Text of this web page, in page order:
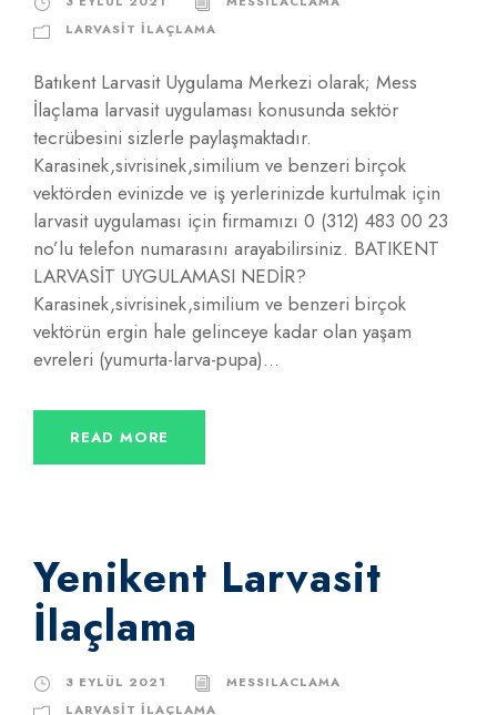
LARVASIT İLAÇLAMA
Batıkent Larvasit Uygulama Merkezi olarak; Mess
İlaçlama larvasit uygulaması konusunda sektör
tecrübesini sizlerle paylaşmaktadır.
Karasinek,sivrisinek,similium ve benzeri birçok
vektörden evinizde ve iş yerlerinizde kurtulmak için
larvasit uygulaması için firmamızı 0 (312) 483 00 23
no’lu telefon numarasını arayabilirsiniz. BATIKENT
LARVASİT UYGULAMASI NEDİR?
Karasinek,sivrisinek,similium ve benzeri birçok
vektörün ergin hale gelinceye kadar olan yaşam
evreleri (yumurta-larva-pupa)...
READ MORE
Yenikent Larvasit
İlaçlama
3 EYLÜL 2021
MESSILACLAMA
LARVASIT İLAÇLAMA